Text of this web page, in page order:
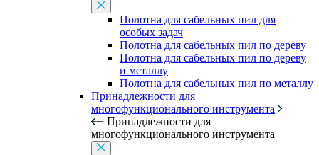
Полотна для сабельных пил для
особых задач
Полотна для сабельных пил по дереву
Полотна для сабельных пил по дереву
и металлу
Полотна для сабельных пил по металлу
Принадлежности для
многофункционального инструмента
Принадлежности для
многофункционального инструмента